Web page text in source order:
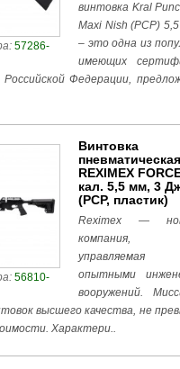
57286-
винтовка Kral
Maxi Nish (PCP)
– это одна из
имеющих
Федерации,
56810-
Винтовка
пневматическая
REXIMEX
кал. 5,5 мм, 3
(РСР, пластик)
Reximex —
компания,
управляемая
опытными
вооружений.
высшего качества, не
Характери..